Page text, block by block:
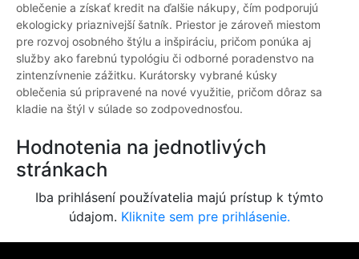
oblečenie a získať kredit na ďalšie nákupy, čím podporujú
ekologicky priaznivejší šatník. Priestor je zároveň miestom
pre rozvoj osobného štýlu a inšpiráciu, pričom ponúka aj
služby ako farebnú typológiu či odborné poradenstvo na
zintenzívnenie zážitku. Kurátorsky vybrané kúsky
oblečenia sú pripravené na nové využitie, pričom dôraz sa
kladie na štýl v súlade so zodpovednosťou.
Hodnotenia na jednotlivých
stránkach
Iba prihlásení používatelia majú prístup k týmto
údajom. Kliknite sem pre prihlásenie.